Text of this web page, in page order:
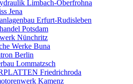
Limbach-Oberfrohna
Jena
Erfurt-Rudisleben
Potsdam
Nünchritz
Werke Buna
Berlin
Lommatzsch
Friedrichroda
Kamenz